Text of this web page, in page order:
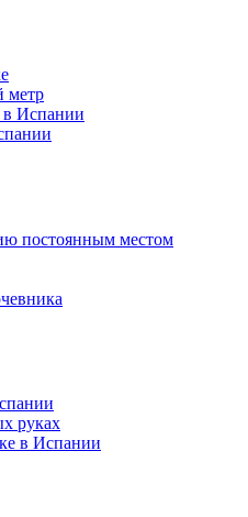
метр
Испании
постоянным местом
руках
в Испании